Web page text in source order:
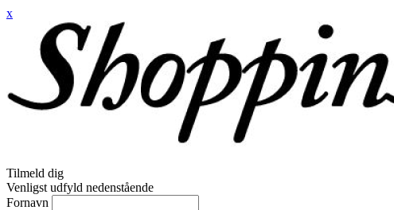
x
Tilmeld dig
Venligst udfyld nedenstående
Fornavn